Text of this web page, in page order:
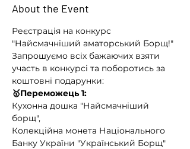
About the Event
Реєстрація на конкурс
"Найсмачніший аматорський Борщ!"
Запрошуємо всіх бажаючих взяти
участь в конкурсі та поборотись за
коштовні подарунки:
🥇Переможець 1:
Кухонна дошка "Найсмачніший
борщ",
Колекційна монета Національного
Банку України "Український Борщ"